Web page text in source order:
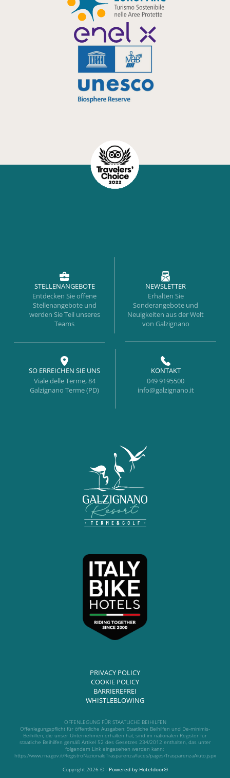
STELLENANGEBOTE
Entdecken Sie offene
Stellenangebote und
werden Sie Teil unseres
Teams
NEWSLETTER
Erhalten Sie
Sonderangebote und
Neuigkeiten aus der Welt
von Galzignano
SO ERREICHEN SIE UNS
Viale delle Terme, 84
Galzignano Terme (PD)
KONTAKT
049 9195500
info@galzignano.it
PRIVACY POLICY
COOKIE POLICY
BARRIEREFREI
WHISTLEBLOWING
OFFENLEGUNG FÜR STAATLICHE BEIHILFEN
Offenlegungspflicht für öffentliche Ausgaben: Staatliche Beihilfen und De-minimis-
Beihilfen, die unser Unternehmen erhalten hat, sind im nationalen Register für
staatliche Beihilfen gemäß Artikel 52 des Gesetzes 234/2012 enthalten, das unter
folgendem Link eingesehen werden kann:
https://www.rna.gov.it/RegistroNazionaleTrasparenza/faces/pages/TrasparenzaAiuto.jspx
Copyright 2026 © - Powered by Hoteldoor®